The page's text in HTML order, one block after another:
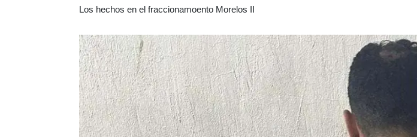
Los hechos en el fraccionamoento Morelos II